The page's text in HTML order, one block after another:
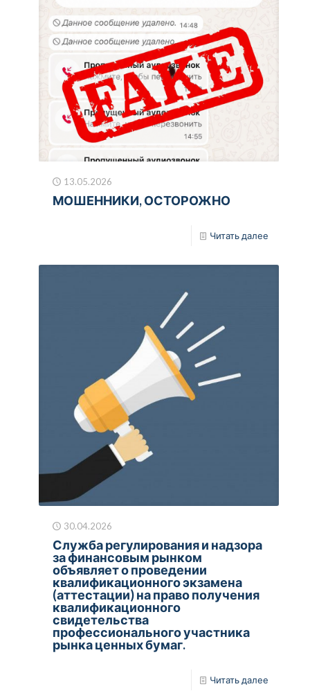
13.05.2026
МОШЕННИКИ, ОСТОРОЖНО
Читать далее
30.04.2026
Служба регулирования и надзора
за финансовым рынком
объявляет о проведении
квалификационного экзамена
(аттестации) на право получения
квалификационного
свидетельства
профессионального участника
рынка ценных бумаг.
Читать далее